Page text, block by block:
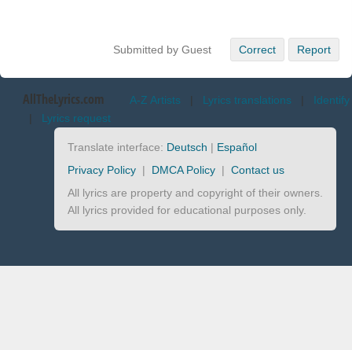
Submitted by Guest Correct Report
AllTheLyrics.com A-Z Artists | Lyrics translations | Identify
| Lyrics request
Translate interface: Deutsch | Español
Privacy Policy | DMCA Policy | Contact us
All lyrics are property and copyright of their owners.
All lyrics provided for educational purposes only.